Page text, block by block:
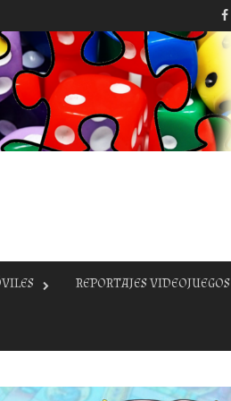
REPORTAJES VIDEOJUEGOS